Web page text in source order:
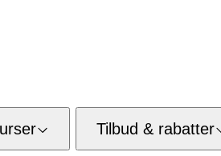
Tilbud & rabatter